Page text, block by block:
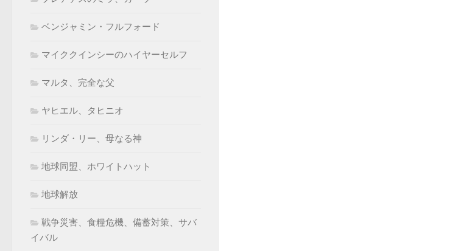
ベンジャミン・フルフォード
マイククインシーのハイヤーセルフ
マルタ、完全な父
ヤヒエル、タヒニオ
リンダ・リー、母なる神
地球同盟、ホワイトハット
地球解放
戦争災害、食糧危機、備蓄対策、サバ
イバル